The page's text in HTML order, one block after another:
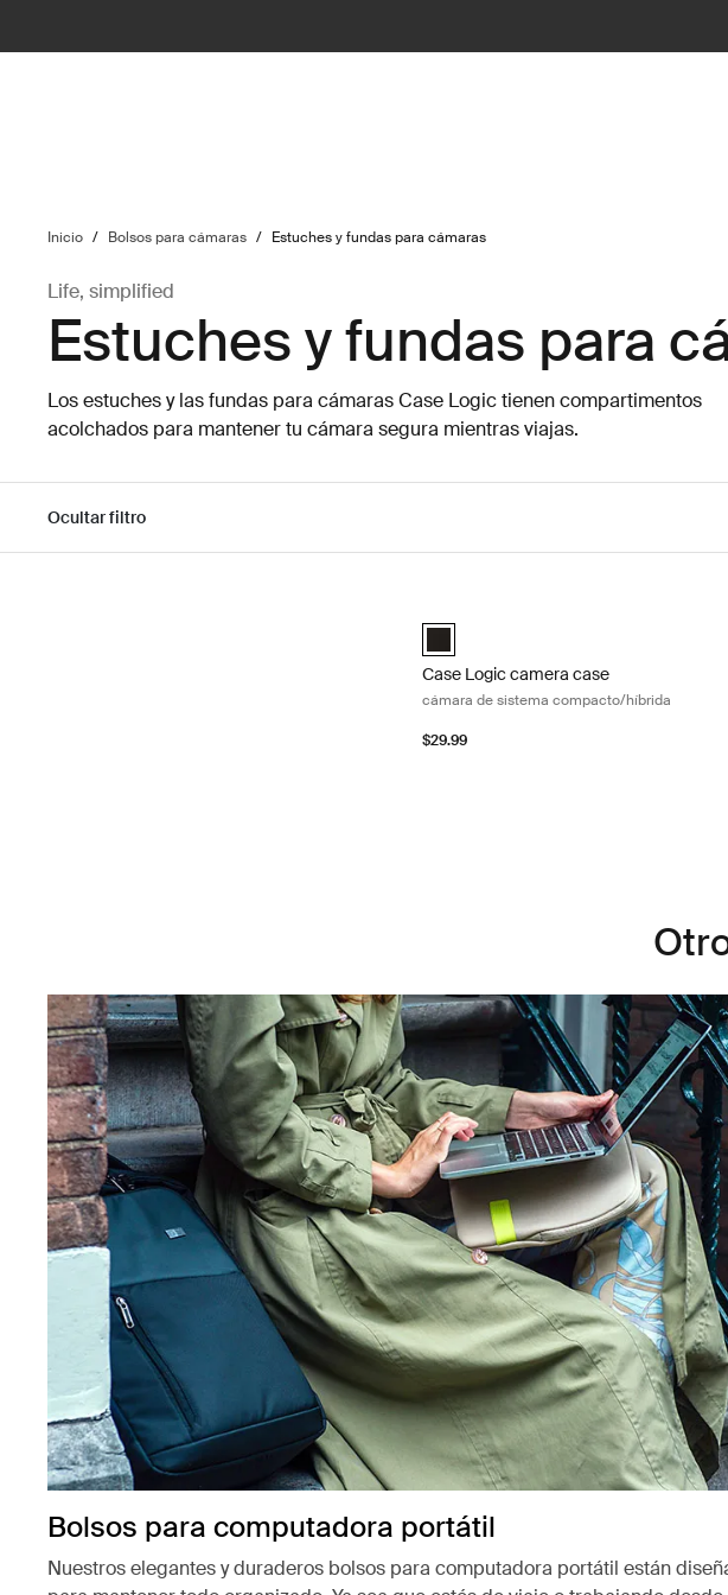
Inicio / Bolsos para cámaras / Estuches y fundas para cámaras
Life, simplified
Estuches y fundas para
Los estuches y las fundas para cámaras Case Logic tienen compartimentos
acolchados para mantener tu cámara segura mientras viajas.
Ocultar filtro
Case Logic Compact System/Hybrid
Case Logic camera case
cámara de sistema compacto/híbrida
$29.99
Bolsos para computadora portátil
Nuestros elegantes y duraderos bolsos para computadora portátil están